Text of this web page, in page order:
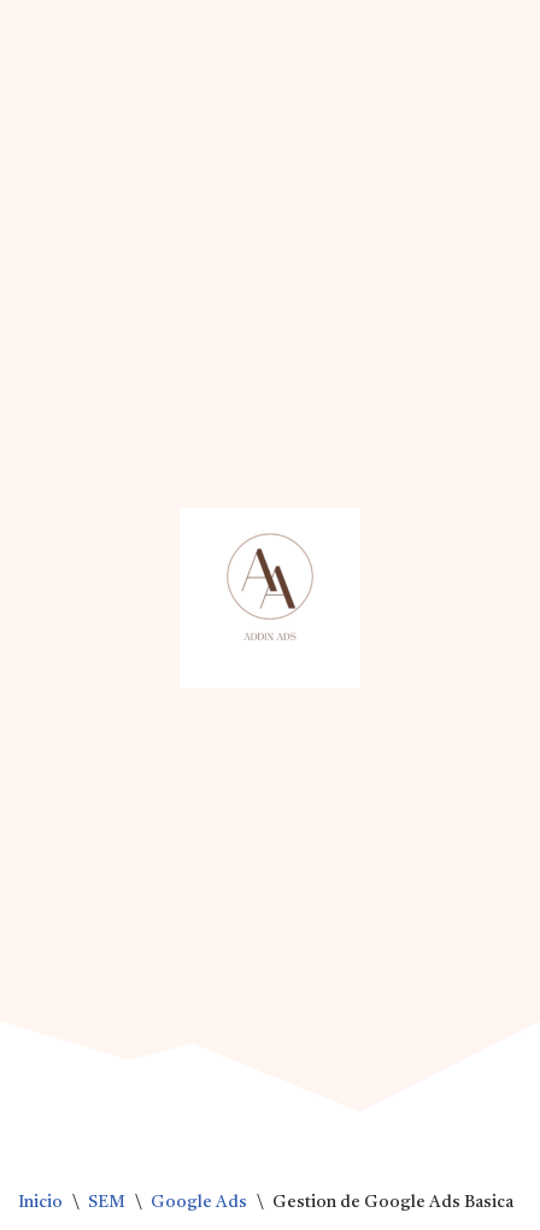
Inicio \ SEM \ Google Ads \ Gestion de Google Ads Basica